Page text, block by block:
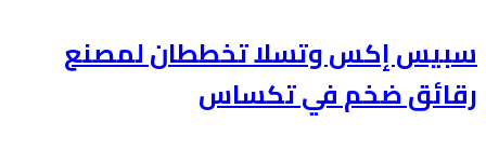
سبيس إكس وتسلا تخططان لمصنع
رقائق ضخم في تكساس